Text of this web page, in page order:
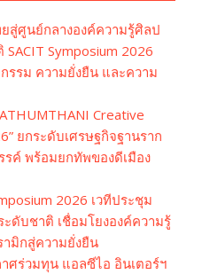
สู่ศูนย์กลางองค์ความรู้ศิลป
Symposium 2026
รม ความยั่งยืน และความ
Creative
ยกระดับเศรษฐกิจฐานราก
รค์ พร้อมยกทัพของดีเมือง
2026 เวทีประชุม
ดับชาติ เชื่อมโยงองค์ความรู้
มิกสู่ความยั่งยืน
ศร่วมทุน แอลซีไอ อินเตอร์ฯ